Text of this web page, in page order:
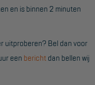
en is binnen 2 minuten
uitproberen? Bel dan voor
een bericht dan bellen wij